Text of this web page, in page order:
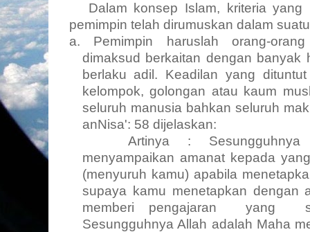
Dalam konsep Islam, kriteria
pemimpin telah dirumuskan dalam
a. Pemimpin haruslah orang-
dimaksud berkaitan dengan banyak
berlaku adil. Keadilan yang
kelompok, golongan atau kaum
seluruh manusia bahkan seluruh
an­Nisa': 58 dijelaskan:
Artinya :
menyampaikan amanat kepada
(menyuruh kamu) apabila
supaya kamu menetapkan dengan
memberi pengajaran
yang
Sesungguhnya Allah adalah Maha